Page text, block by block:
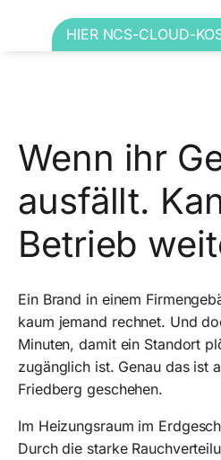
HIER NCS-CLOUD-
Wenn ihr
ausfällt.
Betrieb
Ein Brand in einem
kaum jemand rechnet. Und
Minuten, damit ein Standort
zugänglich ist. Genau das ist
Friedberg geschehen.
Im Heizungsraum im
Durch die starke